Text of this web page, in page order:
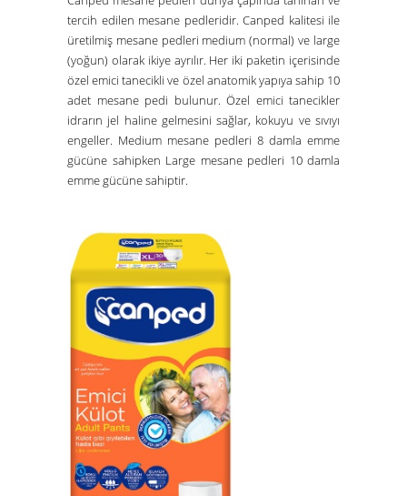
tercih edilen mesane pedleridir. Canped kalitesi ile
üretilmiş mesane pedleri medium (normal) ve large
(yoğun) olarak ikiye ayrılır. Her iki paketin içerisinde
özel emici tanecikli ve özel anatomik yapıya sahip 10
adet mesane pedi bulunur. Özel emici tanecikler
idrarın jel haline gelmesini sağlar, kokuyu ve sıvıyı
engeller. Medium mesane pedleri 8 damla emme
gücüne sahipken Large mesane pedleri 10 damla
emme gücüne sahiptir.